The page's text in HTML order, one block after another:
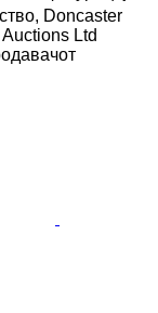
Doncaster
Ltd